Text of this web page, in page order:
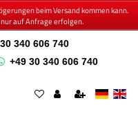
beim Versand kommen kann.
auf Anfrage erfolgen.
340 606 740
+49 30 340 606 740